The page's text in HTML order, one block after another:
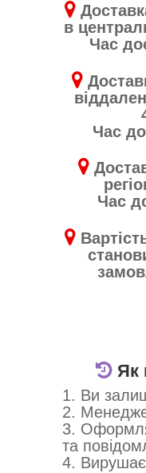
Як
1. Ви
2.
3.
та
4.
в
Час
Час
Час